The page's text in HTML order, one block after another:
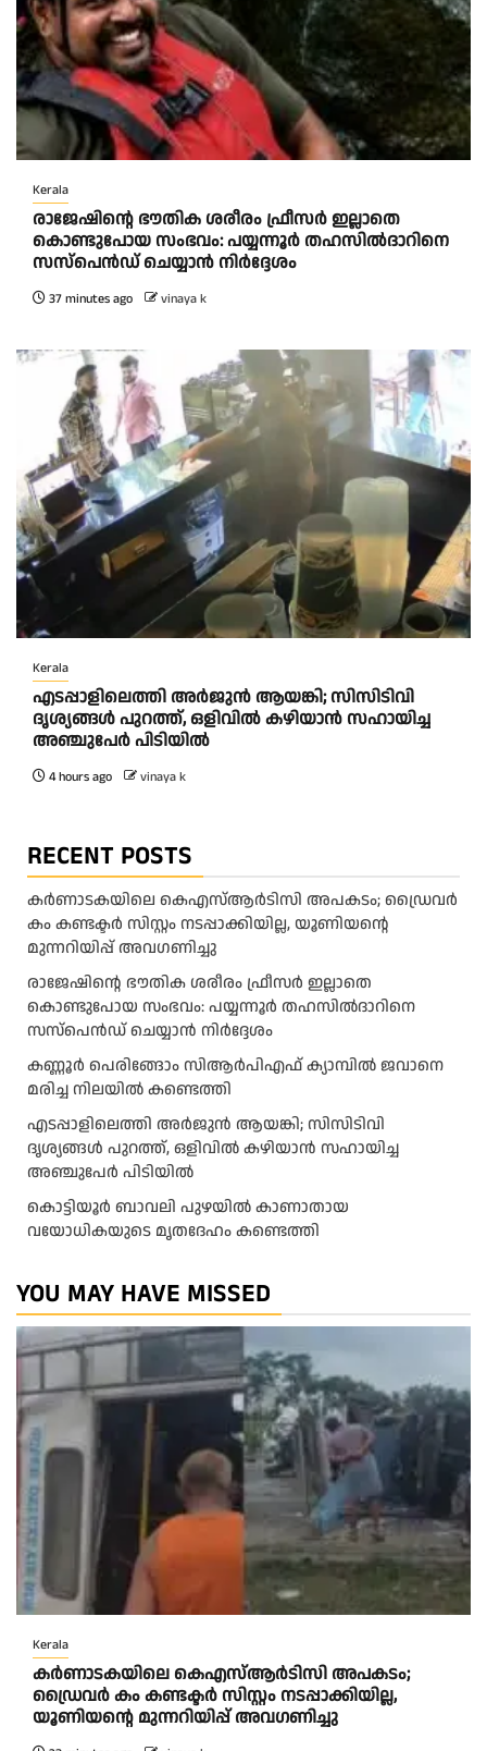
Kerala
രാജേഷിന്റെ ഭൗതിക ശരീരം ഫ്രീസർ ഇല്ലാതെ
കൊണ്ടുപോയ സംഭവം: പയ്യന്നൂർ തഹസിൽദാറിനെ
സസ്പെൻഡ് ചെയ്യാൻ നിർദ്ദേശം
37 minutes ago vinaya k
Kerala
എടപ്പാളിലെത്തി അർജുൻ ആയങ്കി; സിസിടിവി
ദൃശ്യങ്ങൾ പുറത്ത്, ഒളിവിൽ കഴിയാൻ സഹായിച്ച
അഞ്ചുപേർ പിടിയിൽ
4 hours ago vinaya k
RECENT POSTS
കര്‍ണാടകയിലെ കെഎസ്ആര്‍ടിസി അപകടം; ഡ്രൈവര്‍
കം കണ്ടക്ടര്‍ സിസ്റ്റം നടപ്പാക്കിയില്ല, യൂണിയന്റെ
മുന്നറിയിപ്പ് അവഗണിച്ചു
രാജേഷിന്റെ ഭൗതിക ശരീരം ഫ്രീസർ ഇല്ലാതെ
കൊണ്ടുപോയ സംഭവം: പയ്യന്നൂർ തഹസിൽദാറിനെ
സസ്പെൻഡ് ചെയ്യാൻ നിർദ്ദേശം
കണ്ണൂർ പെരിങ്ങോം സിആർപിഎഫ് ക്യാമ്പിൽ ജവാനെ
മരിച്ച നിലയിൽ കണ്ടെത്തി
എടപ്പാളിലെത്തി അർജുൻ ആയങ്കി; സിസിടിവി
ദൃശ്യങ്ങൾ പുറത്ത്, ഒളിവിൽ കഴിയാൻ സഹായിച്ച
അഞ്ചുപേർ പിടിയിൽ
കൊട്ടിയൂർ ബാവലി പുഴയിൽ കാണാതായ
വയോധികയുടെ മൃതദേഹം കണ്ടെത്തി
YOU MAY HAVE MISSED
Kerala
കര്‍ണാടകയിലെ കെഎസ്ആര്‍ടിസി അപകടം;
ഡ്രൈവര്‍ കം കണ്ടക്ടര്‍ സിസ്റ്റം നടപ്പാക്കിയില്ല,
യൂണിയന്റെ മുന്നറിയിപ്പ് അവഗണിച്ചു